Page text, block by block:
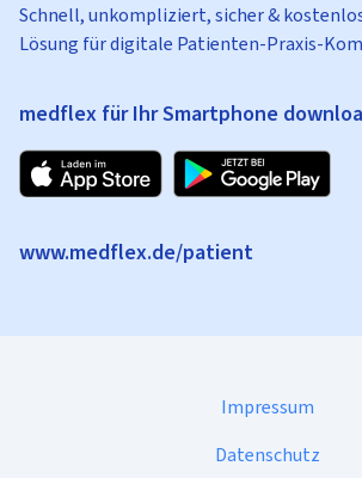
Schnell, unkompliziert, sicher &
Lösung für digitale Patienten-Praxis-
medflex für Ihr Smartphone
www.medflex.de/patient
Impressum
Datenschutz